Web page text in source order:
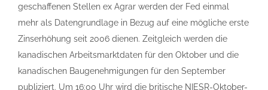
geschaffenen Stellen ex Agrar werden der Fed einmal
mehr als Datengrundlage in Bezug auf eine mögliche erste
Zinserhöhung seit 2006 dienen. Zeitgleich werden die
kanadischen Arbeitsmarktdaten für den Oktober und die
kanadischen Baugenehmigungen für den September
publiziert. Um 16:00 Uhr wird die britische NIESR-Oktober-